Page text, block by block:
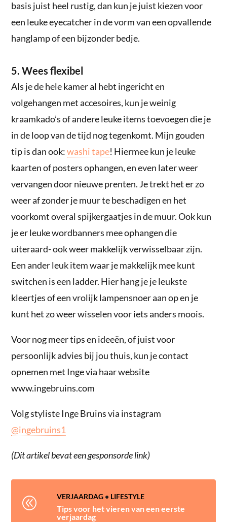
basis juist heel rustig, dan kun je juist kiezen voor
een leuke eyecatcher in de vorm van een opvallende
hanglamp of een bijzonder bedje.
5. Wees flexibel
Als je de hele kamer al hebt ingericht en
volgehangen met accesoires, kun je weinig
kraamkado’s of andere leuke items toevoegen die je
in de loop van de tijd nog tegenkomt. Mijn gouden
tip is dan ook:washi tape! Hiermee kun je leuke
kaarten of posters ophangen, en even later weer
vervangen door nieuwe prenten. Je trekt het er zo
weer af zonder je muur te beschadigen en het
voorkomt overal spijkergaatjes in de muur. Ook kun
je er leuke wordbanners mee ophangen die
uiteraard- ook weer makkelijk verwisselbaar zijn.
Een ander leuk item waar je makkelijk mee kunt
switchen is een ladder. Hier hang je je leukste
kleertjes of een vrolijk lampensnoer aan op en je
kunt het zo weer wisselen voor iets anders moois.
Voor nog meer tips en ideeën, of juist voor
persoonlijk advies bij jou thuis, kun je contact
opnemen met Inge via haar website
www.ingebruins.com
Volg styliste Inge Bruins via instagram
@ingebruins1
(Dit artikel bevat een gesponsorde link)
@ VERJAARDAG • LIFESTYLE
Tips voor het vieren van een eerste
verjaardag